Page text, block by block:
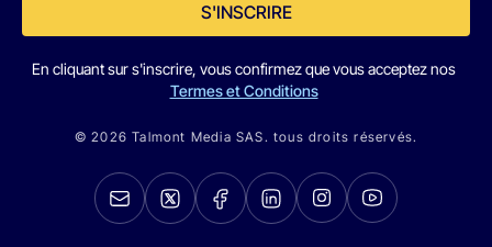
S'INSCRIRE
En cliquant sur s'inscrire, vous confirmez que vous acceptez nos
Termes et Conditions
© 2026 Talmont Media SAS. tous droits réservés.